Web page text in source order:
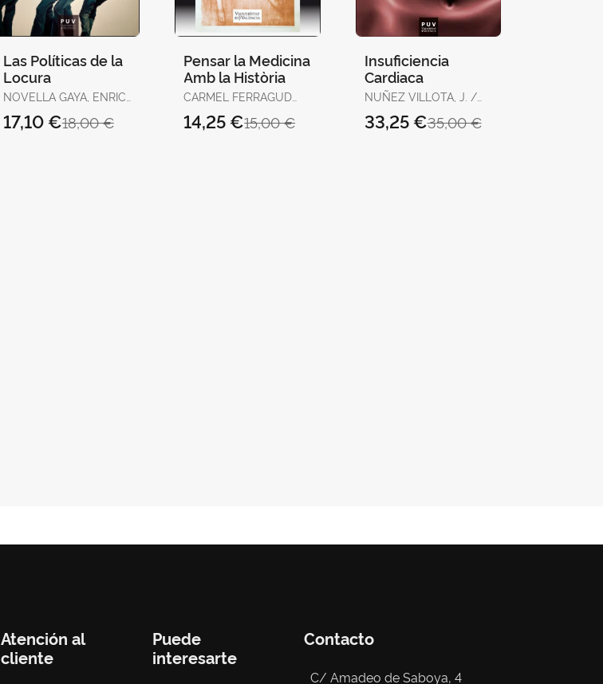
Las Políticas de la
Locura
NOVELLA GAYA, ENRIC
18,00 €
17,10 €
Pensar la Medicina
Amb la Història
CARMEL FERRAGUD
RAMÓN BERTOMEU
15,00 €
14,25 €
Insuficiencia
Cardiaca
NUÑEZ VILLOTA, J. /
35,00 €
33,25 €
Atención al
cliente
Puede
interesarte
Contacto
C/ Amadeo de Saboya, 4